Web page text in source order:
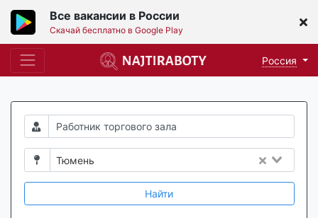
Все вакансии в России
Скачай бесплатно в Google Play
Россия
Тюмень
Найти